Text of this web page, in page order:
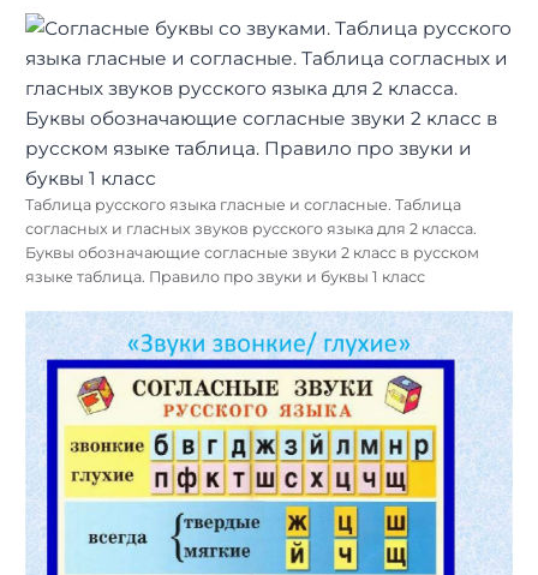
Таблица русского языка гласные и согласные. Таблица
согласных и гласных звуков русского языка для 2 класса.
Буквы обозначающие согласные звуки 2 класс в русском
языке таблица. Правило про звуки и буквы 1 класс